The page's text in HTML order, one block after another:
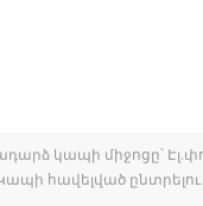
կապի միջոցը՝
հավելված